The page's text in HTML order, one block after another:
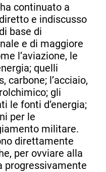
continuato a
e indiscusso
base di
e di maggiore
l’aviazione, le
quelli
carbone; l’acciaio,
gli
le fonti d’energia;
per le
militare.
direttamente
per ovviare alla
progressivamente